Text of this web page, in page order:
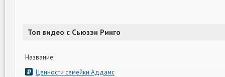
Топ видео с Сьюзэн Ринго
Название:
Ценности семейки Аддамс